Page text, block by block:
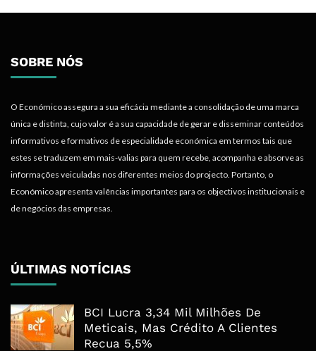
SOBRE NÓS
O Económico assegura a sua eficácia mediante a consolidação de uma marca
única e distinta, cujo valor é a sua capacidade de gerar e disseminar conteúdos
informativos e formativos de especialidade económica em termos tais que
estes se traduzem em mais-valias para quem recebe, acompanha e absorve as
informações veiculadas nos diferentes meios do projecto. Portanto, o
Económico apresenta valências importantes para os objectivos institucionais e
de negócios das empresas.
ÚLTIMAS NOTÍCIAS
BCI Lucra 3,34 Mil Milhões De
Meticais, Mas Crédito A Clientes
Recua 5,5%